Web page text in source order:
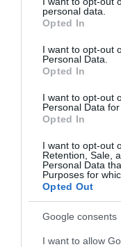
grant or deny
use your data for
consent section.
personal data.
Opted In
I want to opt-out
Personal Data.
Opted In
I want to opt-out
Personal Data
Opted In
I want to opt-out
Retention, Sale,
Personal Data
Purposes for
Opted Out
Google consents
I want to allow